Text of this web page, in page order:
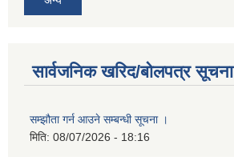
सार्वजनिक खरिद/बोलपत्र सूचना
सम्झौता गर्न आउने सम्बन्धी सूचना ।
मिति: 08/07/2026 - 18:16